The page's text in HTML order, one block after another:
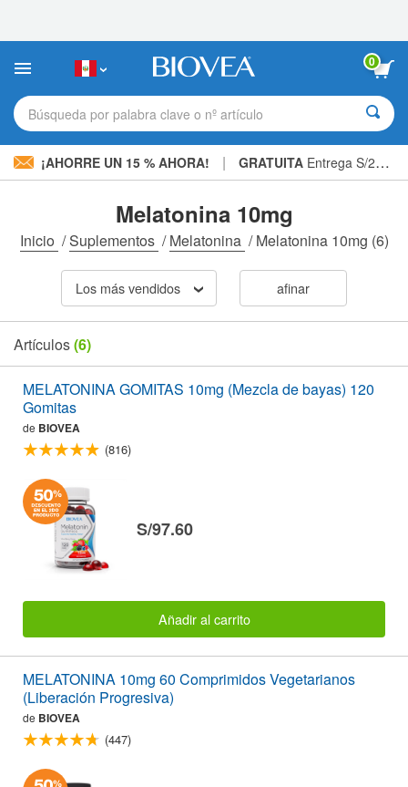
sitio
incluye
sistema
de
0
Búsqueda por palabra clave o nº artículo
¡AHORRE UN 15 % AHORA! | GRATUITA Entrega S/234.00 »
Melatonina 10mg
Inicio /Suplementos /Melatonina /Melatonina 10mg (6)
Los más vendidos afinar
Artículos(6)
MELATONINA GOMITAS 10mg (Mezcla de bayas) 120
Gomitas
de BIOVEA
(816)
S/97.60
Añadir al carrito
MELATONINA 10mg 60 Comprimidos Vegetarianos
(Liberación Progresiva)
de BIOVEA
(447)